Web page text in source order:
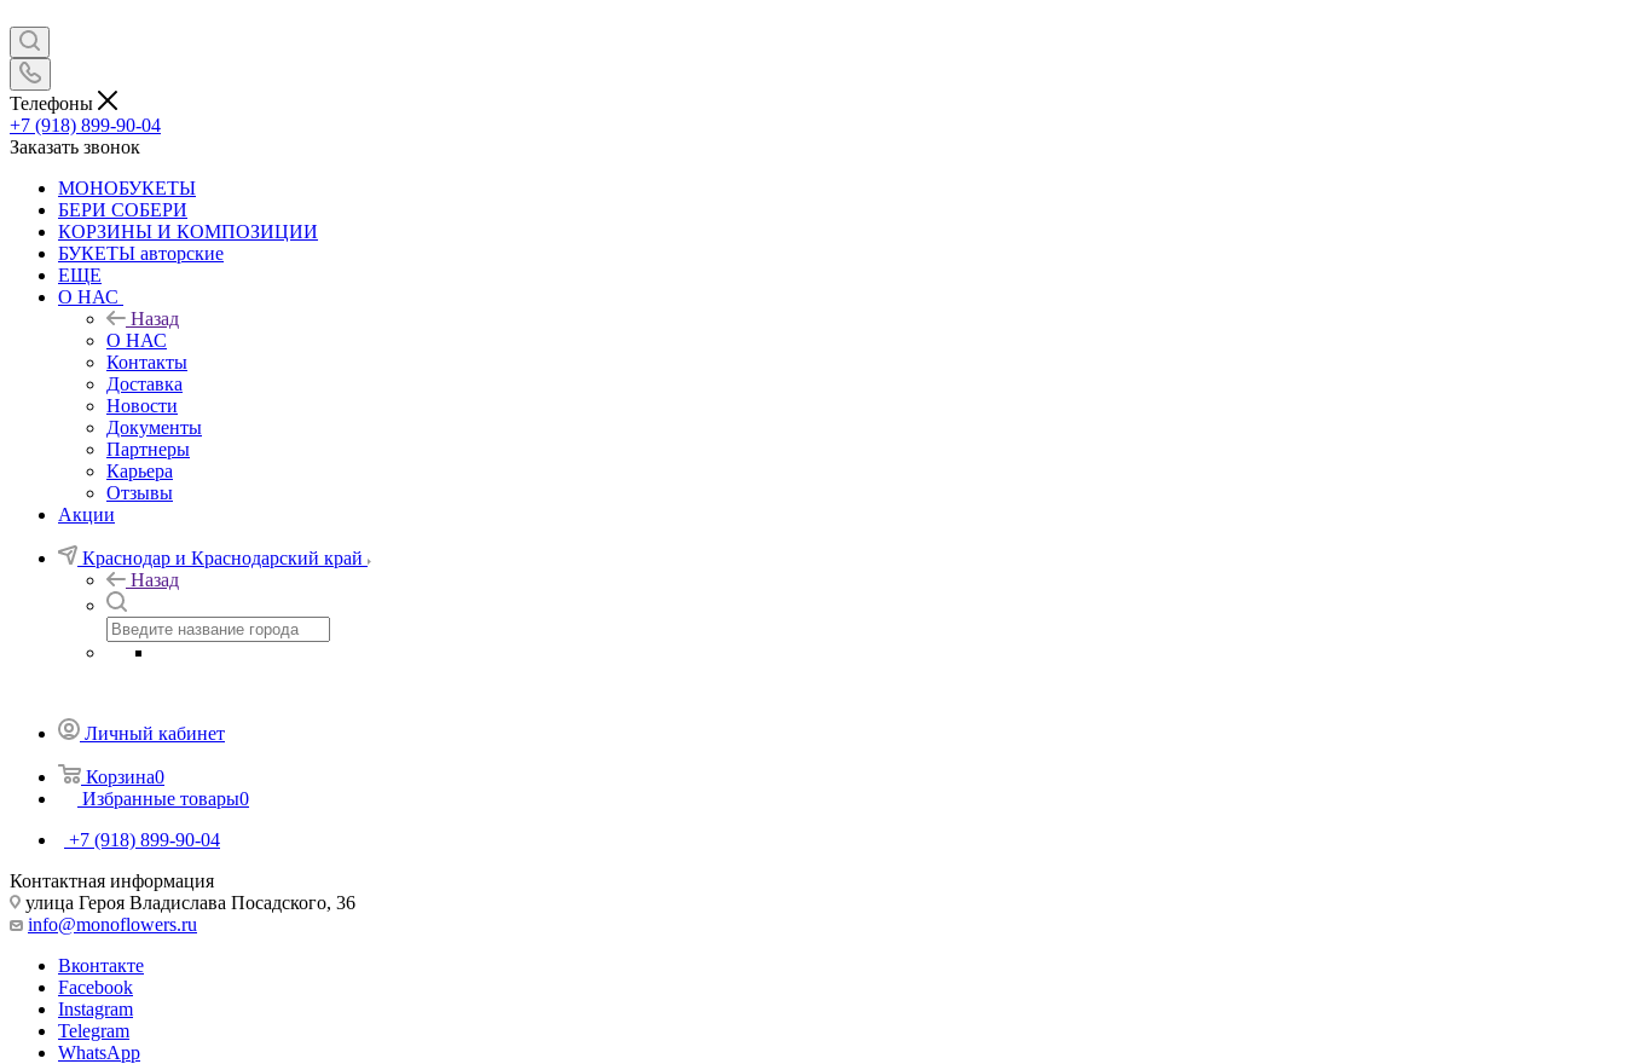
Телефоны
+7 (918) 899-90-04
Заказать звонок
МОНОБУКЕТЫ
БЕРИ СОБЕРИ
КОРЗИНЫ И КОМПОЗИЦИИ
БУКЕТЫ авторские
ЕЩЕ
О НАС
Назад
О НАС
Контакты
Доставка
Новости
Документы
Партнеры
Карьера
Отзывы
Акции
Краснодар и Краснодарский край
Назад
Личный кабинет
Корзина0
Избранные товары0
+7 (918) 899-90-04
Контактная информация
улица Героя Владислава Посадского, 36
info@monoflowers.ru
Вконтакте
Facebook
Instagram
Telegram
WhatsApp